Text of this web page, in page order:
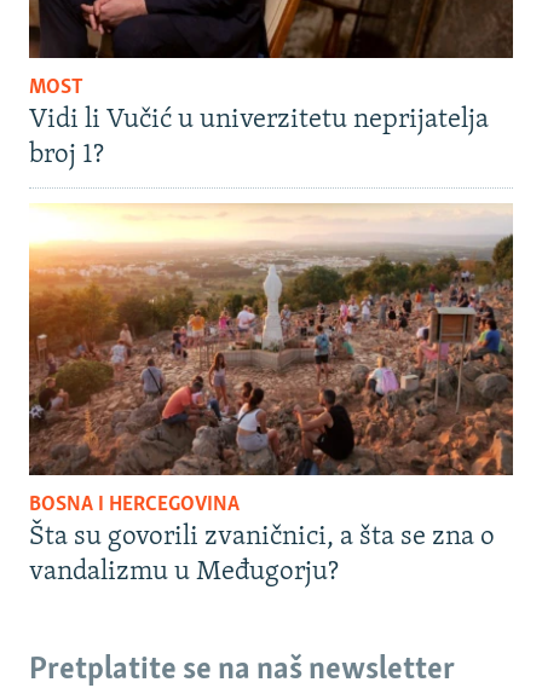
MOST
Vidi li Vučić u univerzitetu neprijatelja
broj 1?
BOSNA I HERCEGOVINA
Šta su govorili zvaničnici, a šta se zna o
vandalizmu u Međugorju?
Pretplatite se na naš newsletter